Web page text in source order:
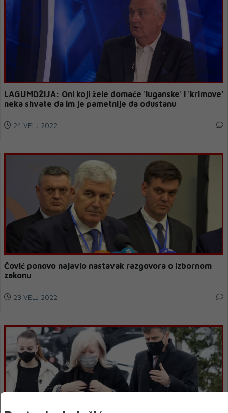
LAGUMDŽIJA: Oni koji žele domaće 'luganske' i 'krimove'
neka shvate da im je pametnije da odustanu
24 VELJ 2022
Čović ponovo najavio nastavak razgovora o izbornom
zakonu
23 VELJ 2022